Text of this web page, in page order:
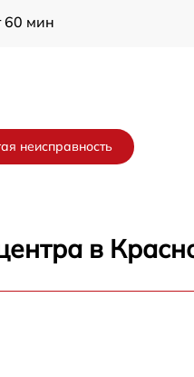
60 мин
неисправность
в